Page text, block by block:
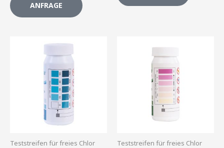
ANFRAGE
Teststreifen für freies Chlor Teststreifen für freies Chlor